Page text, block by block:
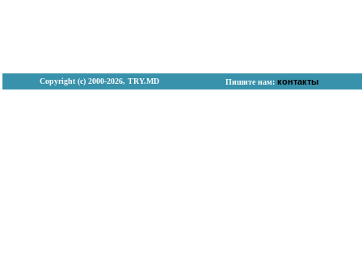
Copyright (с) 2000-2026, TRY.MD Пишите нам: контакты